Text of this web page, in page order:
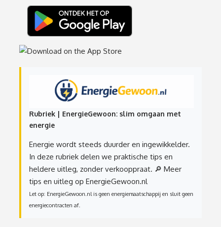
Rubriek | EnergieGewoon: slim omgaan met
energie
Energie wordt steeds duurder en ingewikkelder.
In deze rubriek delen we praktische tips en
heldere uitleg, zonder verkooppraat. 🔎 Meer
tips en uitleg op EnergieGewoon.nl
Let op: EnergieGewoon.nl is geen energiemaatschappij en sluit geen
energiecontracten af.